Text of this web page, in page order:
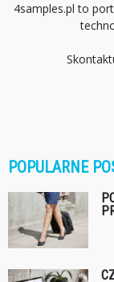
4samples.pl to
POPULARNE